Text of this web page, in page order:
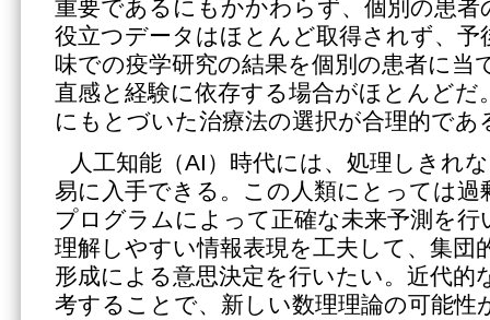
重要であるにもかかわらず、個別の患者
役立つデータはほとんど取得されず、予
味での疫学研究の結果を個別の患者に当
直感と経験に依存する場合がほとんどだ
にもとづいた治療法の選択が合理的であ
人工知能（AI）時代には、処理しきれ
易に入手できる。この人類にとっては過
プログラムによって正確な未来予測を行
理解しやすい情報表現を工夫して、集団
形成による意思決定を行いたい。近代的
考することで、新しい数理理論の可能性